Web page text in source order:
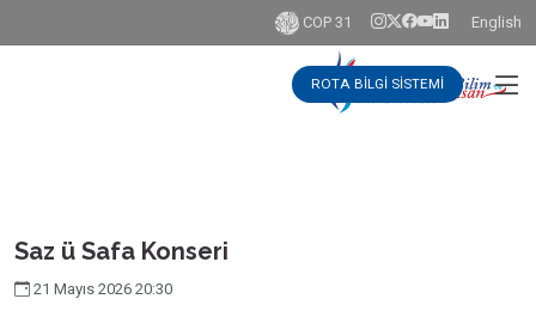
COP 31 English
ROTA BİLGİ SİSTEMİ
Saz ü Safa Konseri
21 Mayıs 2026 20:30